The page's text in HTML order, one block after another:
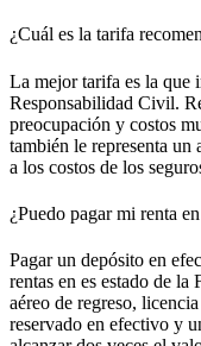
¿Cuál es la tarifa
La mejor tarifa es la que
Responsabilidad Civil.
preocupación y costos
también le representa
a los costos de los
¿Puedo pagar mi renta
Pagar un depósito en
rentas en es estado de
aéreo de regreso,
reservado en efectivo y